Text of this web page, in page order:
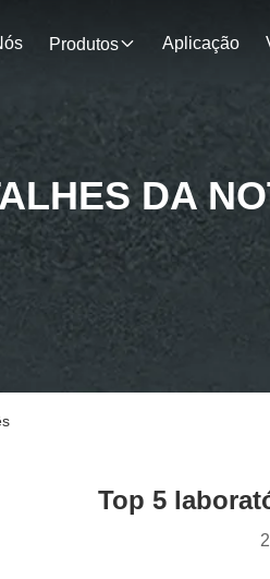
Produtos Aplicação
DA
Top 5